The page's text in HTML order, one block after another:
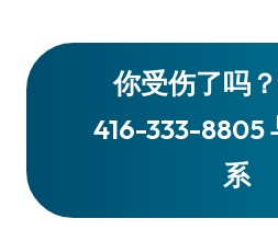
你受伤了吗
416-333-8805
系